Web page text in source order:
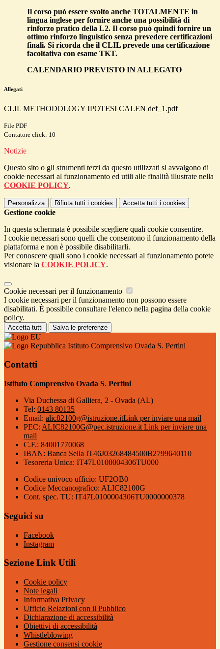
Il corso può essere svolto anche TOTALMENTE in
lingua inglese per fornire anche una possibilità di
rinforzo pratico della L2. Il corso può quindi fornire un
ottimo rinforzo linguistico senza prevedere certificazioni
finali. Si ricorda che il CLIL prevede una certificazione
facoltativa con esame TKT.
CALENDARIO PREVISTO IN ALLEGATO
Allegati
CLIL METHODOLOGY IPOTESI CALEN def_1.pdf
File PDF
Contatore click: 10
Notizie
Questo sito o gli strumenti terzi da questo utilizzati si avvalgono di
cookie necessari al funzionamento ed utili alle finalità illustrate nella
COOKIE POLICY.
Personalizza Rifiuta tutti i cookies Accetta tutti i cookies
Gestione cookie
In questa schermata è possibile scegliere quali cookie consentire.
I cookie necessari sono quelli che consentono il funzionamento della
piattaforma e non è possibile disabilitarli.
Per conoscere quali sono i cookie necessari al funzionamento potete
visionare la COOKIE POLICY.
Cookie necessari per il funzionamento
I cookie necessari per il funzionamento non possono essere
disabilitati. È possibile consultare l'elenco nella pagina della cookie
policy.
Accetta tutti Salva le preferenze
Istituto Comprensivo Ovada S. Pertini
Contatti
Istituto Comprensivo Ovada S. Pertini
Via Duchessa di Galliera, 2 - Ovada (AL)
Tel: 0143 80135
Email: alic82100g@istruzione.itLink per inviare una mail
PEC: ALIC82100G@pec.istruzione.it Link per inviare una
mail
C.F.: 84001770068
IBAN: Banca Sella IT46J03268484500B2799640110
Tesoreria Unica: IT47L0100004306TU000
Codice univoco ufficio: UF2OB0
Codice Meccanografico: ALIC82100G
Cont. spec. TU: IT47L0100004306TU0000000378
Seguici su
Facebook
Instagram
Sezione Link Utili
Cookie policy
Note legali
Informativa Privacy
Ufficio Relazioni con il Pubblico
Dichiarazione di accessibilità
Obiettivi di accessibilità
Whistleblowing
Gestione consensi cookie